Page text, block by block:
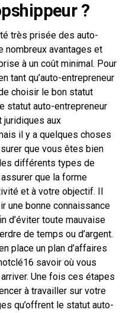
?
très prisée des auto-
nombreux avantages et
à un coût minimal. Pour
tant qu’auto-entrepreneur
choisir le bon statut
statut auto-entrepreneur
aux
il y a quelques choses
que vous êtes bien
différents types de
que la forme
et à votre objectif. Il
une bonne connaissance
d’éviter toute mauvaise
de temps ou d’argent.
place un plan d’affaires
savoir où vous
Une fois ces étapes
à travailler sur votre
qu’offrent le statut auto-